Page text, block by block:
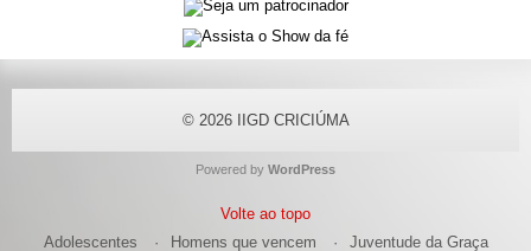
© 2026 IIGD CRICIÚMA
Powered by WordPress
Volte ao topo
Adolescentes
Homens que vencem
Juventude da Graça